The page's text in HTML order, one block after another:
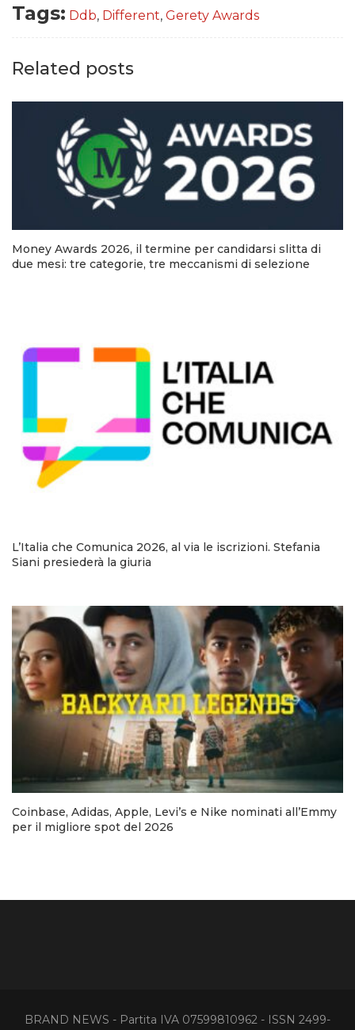
Tags: Ddb, Different, Gerety Awards
Related posts
Money Awards 2026, il termine per candidarsi slitta di
due mesi: tre categorie, tre meccanismi di selezione
L’Italia che Comunica 2026, al via le iscrizioni. Stefania
Siani presiederà la giuria
Coinbase, Adidas, Apple, Levi’s e Nike nominati all’Emmy
per il migliore spot del 2026
BRAND NEWS - Partita IVA 07599810962 - ISSN 2499-